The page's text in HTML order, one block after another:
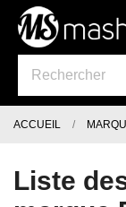
ACCUEIL
Liste